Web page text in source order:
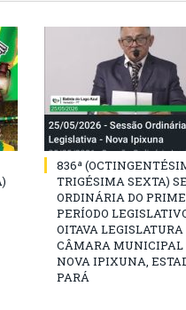
836ª
TRIGÉSIMA SEXTA)
ORDINÁRIA DO
PERÍODO
OITAVA
CÂMARA MUNICIPAL
NOVA IPIXUNA,
PARÁ